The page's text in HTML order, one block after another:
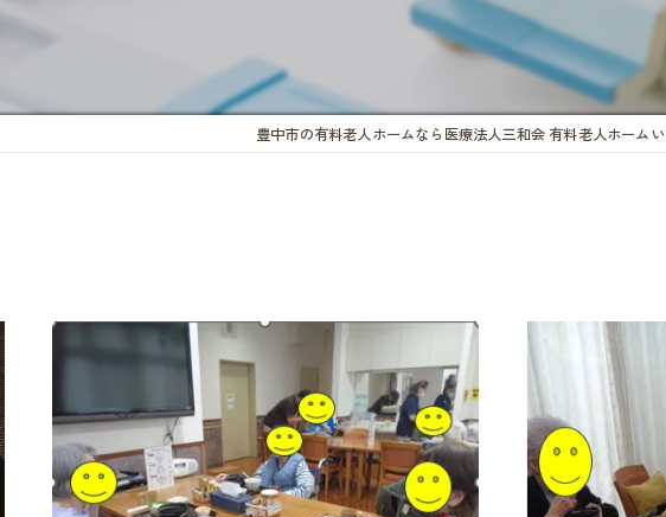
認知症度
医療法人
豊中市の有料老人ホームなら医療法人三和会 有料老人ホーム